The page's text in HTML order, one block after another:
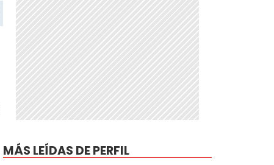
MÁS LEÍDAS DE PERFIL